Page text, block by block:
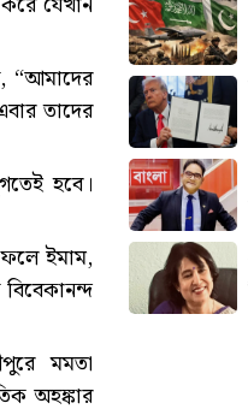
“আমাদের
তাদের
হবে।
ফলে ইমাম,
মমতা
অহঙ্কার